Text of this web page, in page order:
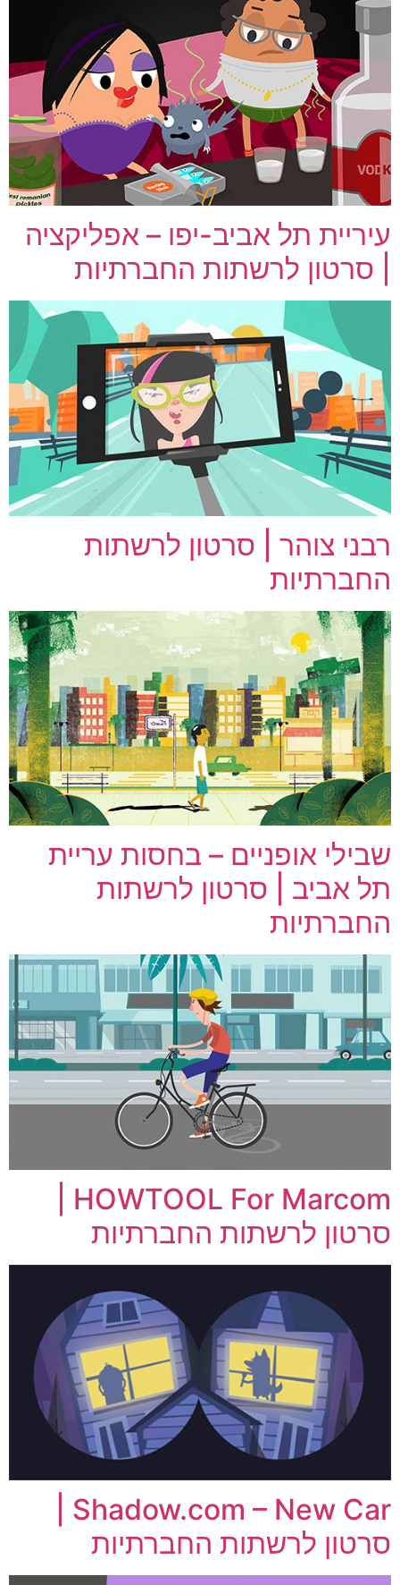
עיריית תל אביב-יפו – אפליקציה
| סרטון לרשתות החברתיות
רבני צוהר | סרטון לרשתות
החברתיות
שבילי אופניים – בחסות עריית
תל אביב | סרטון לרשתות
החברתיות
סרטון לרשתות החברתיות
סרטון לרשתות החברתיות